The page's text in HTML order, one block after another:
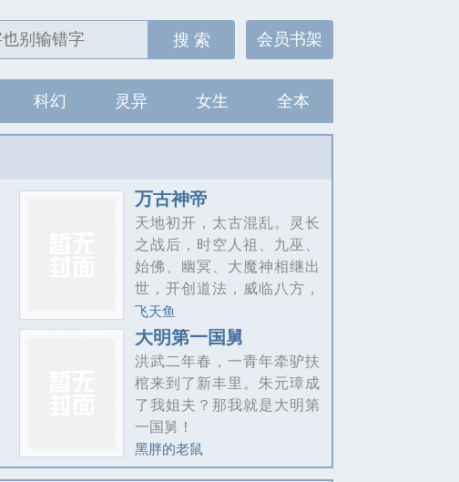
会员书架
搜 索
科幻 灵异 女生 全本
万古神帝
天地初开，太古混乱。灵长
之战后，时空人祖、九巫、
始佛、幽冥、大魔神相继出
世，开创道法，威临八方，
众生朝迎，世人尊为始祖。
天尊无敌当世，始祖名传古
今。但，皆不可得长
生………………张若尘自逆
境中崛起，从平凡中非凡，
在这一条满是英才、妖魔、
美人的长生路上，走出一个
崭新的大世。
飞天鱼
大明第一国舅
洪武二年春，一青年牵驴扶
棺来到了新丰里。朱元璋成
了我姐夫？那我就是大明第
一国舅！
黑胖的老鼠